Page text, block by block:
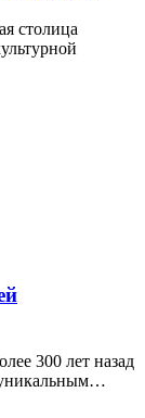
столица
300 лет назад
уникальным…